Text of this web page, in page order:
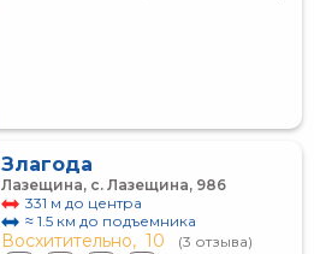
Злагода
Лазещина, с. Лазещина, 986
331 м до центра
≈ 1.5 км до подъемника
Восхитительно, 10 (3 отзыва)